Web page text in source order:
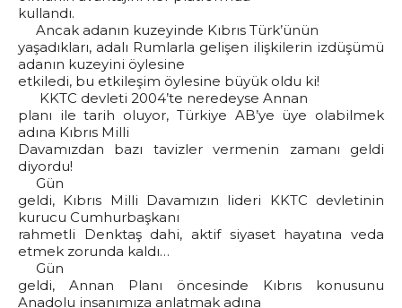
kullandı.
Ancak adanın kuzeyinde Kıbrıs Türk’ünün
yaşadıkları, adalı Rumlarla gelişen ilişkilerin izdüşümü
adanın kuzeyini öylesine
etkiledi, bu etkileşim öylesine büyük oldu ki!
KKTC devleti 2004’te neredeyse Annan
planı ile tarih oluyor, Türkiye AB’ye üye olabilmek
adına Kıbrıs Milli
Davamızdan bazı tavizler vermenin zamanı geldi
diyordu!
Gün
geldi, Kıbrıs Milli Davamızın lideri KKTC devletinin
kurucu Cumhurbaşkanı
rahmetli Denktaş dahi, aktif siyaset hayatına veda
etmek zorunda kaldı…
Gün
geldi, Annan Planı öncesinde Kıbrıs konusunu
Anadolu insanımıza anlatmak adına